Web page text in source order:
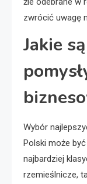
zwrócić uwagę
Jakie
Wybór
Polski może
najbardziej
rzemieślnicze,